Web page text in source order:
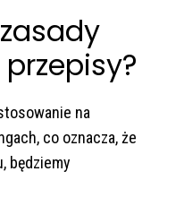
na
co oznacza, że
będziemy